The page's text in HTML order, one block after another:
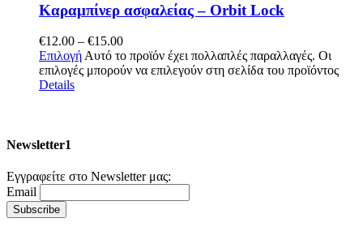
Καραμπίνερ ασφαλείας – Orbit Lock
€12.00 – €15.00
Επιλογή Αυτό το προϊόν έχει πολλαπλές παραλλαγές. Οι
επιλογές μπορούν να επιλεγούν στη σελίδα του προϊόντος
Details
Newsletter1
Εγγραφείτε στο Newsletter μας:
Email